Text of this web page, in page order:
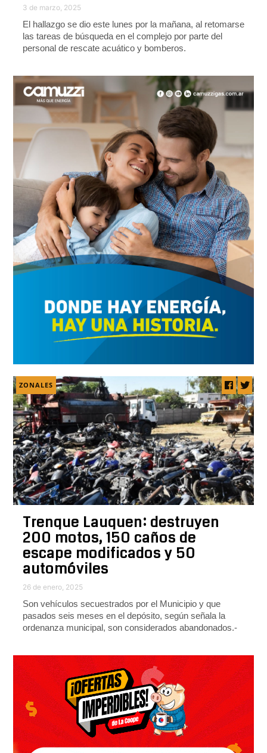
3 de marzo, 2025
El hallazgo se dio este lunes por la mañana, al retomarse
las tareas de búsqueda en el complejo por parte del
personal de rescate acuático y bomberos.
ZONALES
Trenque Lauquen: destruyen
200 motos, 150 caños de
escape modificados y 50
automóviles
26 de enero, 2025
Son vehículos secuestrados por el Municipio y que
pasados seis meses en el depósito, según señala la
ordenanza municipal, son considerados abandonados.-